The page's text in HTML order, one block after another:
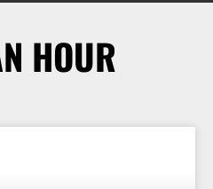
HOUR